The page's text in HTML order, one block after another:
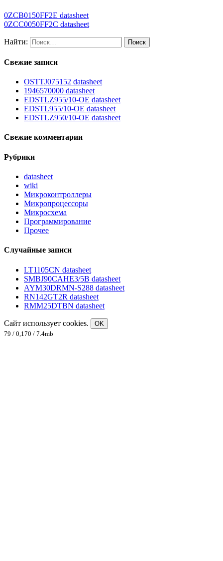
0ZCB0150FF2E datasheet
0ZCC0050FF2C datasheet
Найти:
Свежие записи
OSTTJ075152 datasheet
1946570000 datasheet
EDSTLZ955/10-OE datasheet
EDSTL955/10-OE datasheet
EDSTLZ950/10-OE datasheet
Свежие комментарии
Рубрики
datasheet
wiki
Микроконтроллеры
Микропроцессоры
Микросхема
Программирование
Прочее
Случайные записи
LT1105CN datasheet
SMBJ90CAHE3/5B datasheet
AYM30DRMN-S288 datasheet
RN142GT2R datasheet
RMM25DTBN datasheet
Сайт использует cookies.
OK
79 / 0,170 / 7.4mb